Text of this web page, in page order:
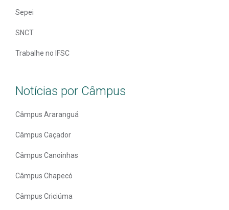
Sepei
SNCT
Trabalhe no IFSC
Notícias por Câmpus
Câmpus Araranguá
Câmpus Caçador
Câmpus Canoinhas
Câmpus Chapecó
Câmpus Criciúma